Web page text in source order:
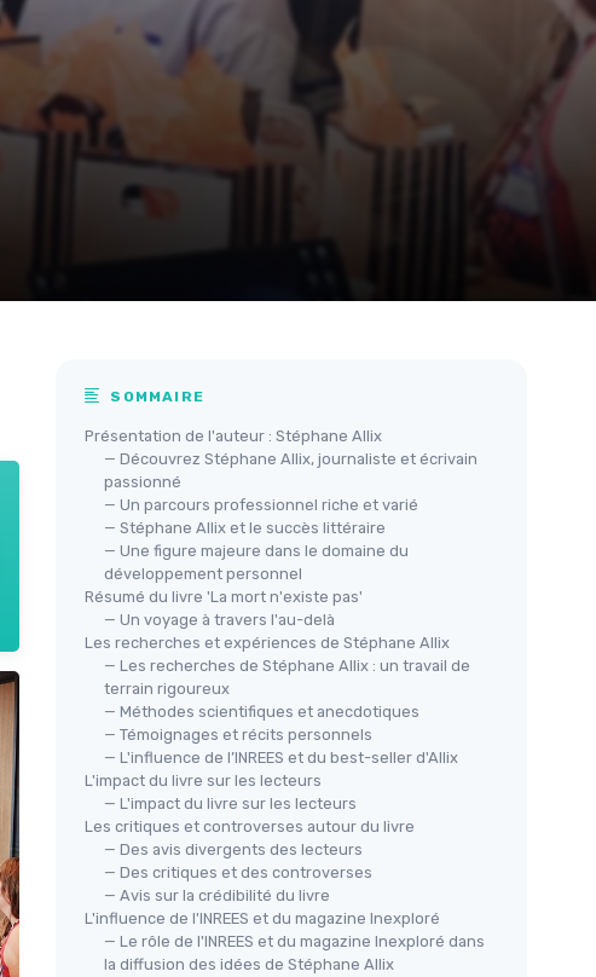
SOMMAIRE
Présentation de l'auteur : Stéphane Allix
— Découvrez Stéphane Allix, journaliste et écrivain
passionné
— Un parcours professionnel riche et varié
— Stéphane Allix et le succès littéraire
— Une figure majeure dans le domaine du
développement personnel
Résumé du livre 'La mort n'existe pas'
— Un voyage à travers l'au-delà
Les recherches et expériences de Stéphane Allix
— Les recherches de Stéphane Allix : un travail de
terrain rigoureux
— Méthodes scientifiques et anecdotiques
— Témoignages et récits personnels
— L'influence de l’INREES et du best-seller d'Allix
L'impact du livre sur les lecteurs
— L'impact du livre sur les lecteurs
Les critiques et controverses autour du livre
— Des avis divergents des lecteurs
— Des critiques et des controverses
— Avis sur la crédibilité du livre
L'influence de l'INREES et du magazine Inexploré
— Le rôle de l'INREES et du magazine Inexploré dans
la diffusion des idées de Stéphane Allix